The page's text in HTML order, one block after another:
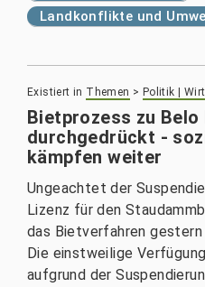
Landkonflikte und
Existiert in Themen > Politik |
Bietprozess zu
durchgedrückt -
kämpfen weiter
Ungeachtet der
Lizenz für den
das Bietverfahren
Die einstweilige
aufgrund der